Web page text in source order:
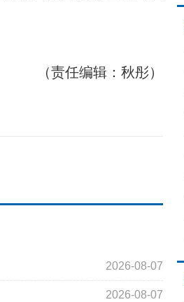
（责任编辑：秋彤）
2026-08-07
2026-08-07